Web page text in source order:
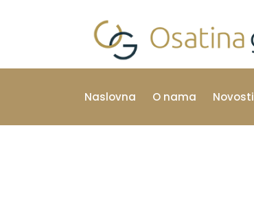
Naslovna O nama Novosti